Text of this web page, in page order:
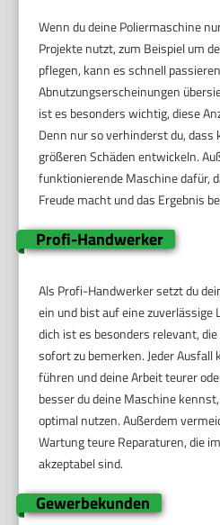
Wenn du deine Poliermaschine
Projekte nutzt, zum Beispiel um
pflegen, kann es schnell
Abnutzungserscheinungen
ist es besonders wichtig, diese
Denn nur so verhinderst du, dass
größeren Schäden entwickeln.
funktionierende Maschine dafür,
Freude macht und das Ergebnis
Profi-Handwerker
Als Profi-Handwerker setzt du
ein und bist auf eine zuverlässige
dich ist es besonders relevant,
sofort zu bemerken. Jeder Ausfall
führen und deine Arbeit teurer
besser du deine Maschine
optimal nutzen. Außerdem
Wartung teure Reparaturen, die
akzeptabel sind.
Gewerbekunden